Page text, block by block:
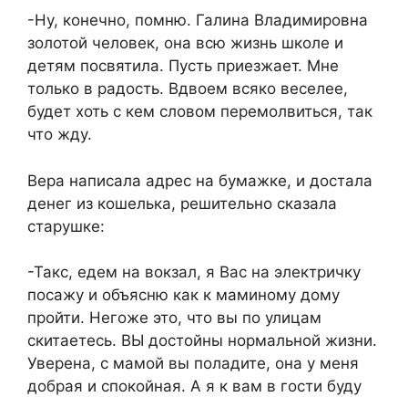
-Ну, конечно, помню. Галина Владимировна
золотой человек, она всю жизнь школе и
детям посвятила. Пусть приезжает. Мне
только в радость. Вдвоем всяко веселее,
будет хоть с кем словом перемолвиться, так
что жду.
Вера написала адрес на бумажке, и достала
денег из кошелька, решительно сказала
старушке:
-Такс, едем на вокзал, я Вас на электричку
посажу и объясню как к маминому дому
пройти. Негоже это, что вы по улицам
скитаетесь. ВЫ достойны нормальной жизни.
Уверена, с мамой вы поладите, она у меня
добрая и спокойная. А я к вам в гости буду